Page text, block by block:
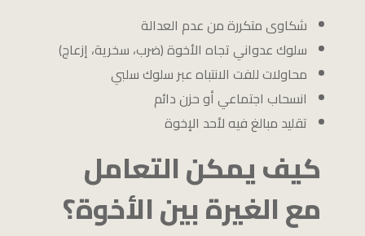
شكاوى متكررة من عدم العدالة
سلوك عدواني تجاه الأخوة (ضرب، سخرية، إزعاج)
محاولات للفت الانتباه عبر سلوك سلبي
انسحاب اجتماعي أو حزن دائم
تقليد مبالغ فيه لأحد الإخوة
كيف يمكن التعامل
مع الغيرة بين الأخوة؟